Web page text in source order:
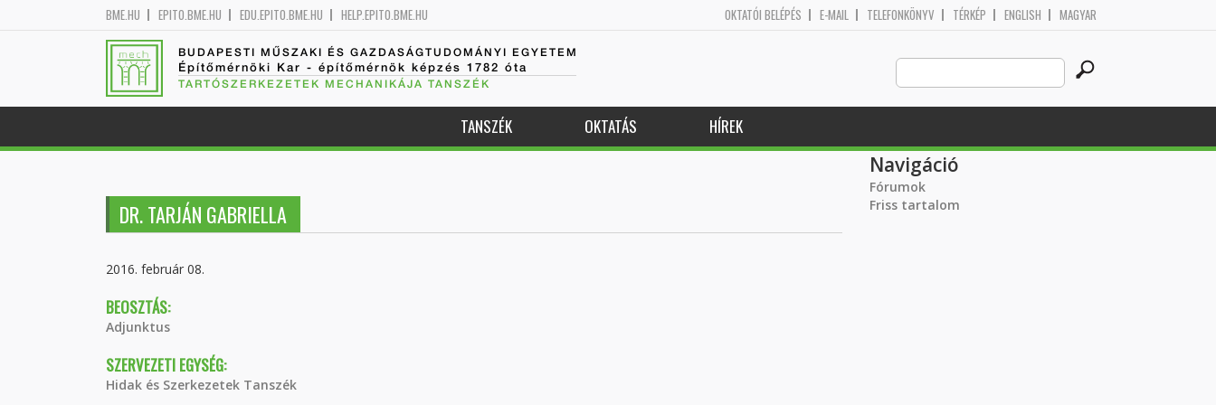
BME.HU EPITO.BME.HU EDU.EPITO.BME.HU HELP.EPITO.BME.HU OKTATÓI BELÉPÉS E-MAIL TELEFONKÖNYV TÉRKÉP ENGLISH MAGYAR
BUDAPESTI MŰSZAKI ÉS GAZDASÁGTUDOMÁNYI EGYETEM
Építőmérnöki Kar - építőmérnök képzés 1782 óta
TARTÓSZERKEZETEK MECHANIKÁJA TANSZÉK
Search
this
site
TANSZÉK OKTATÁS HÍREK
DR. TARJÁN GABRIELLA
2016. február 08.
BEOSZTÁS:
Adjunktus
SZERVEZETI EGYSÉG:
Hidak és Szerkezetek Tanszék
Navigáció
Fórumok
Friss tartalom